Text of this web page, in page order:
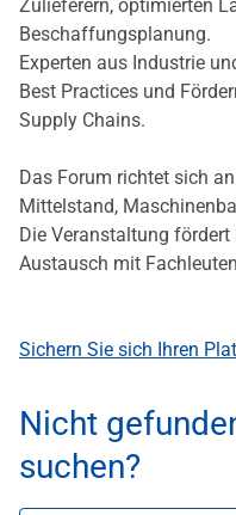
Zulieferern, optimierten
Beschaffungsplanung.
Experten aus Industrie
Best Practices und
Supply Chains.
Das Forum richtet sich
Mittelstand,
Die Veranstaltung
Austausch mit
Sichern Sie sich Ihren
Nicht
suchen?